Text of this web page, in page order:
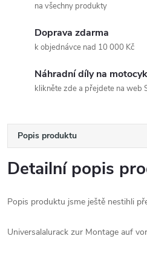
na všechny produkty
Doprava zdarma
k objednávce nad 10 000 Kč
Náhradní díly na
klikněte zde a přejdete na web
Popis produktu
Detailní popis
Popis produktu jsme ještě nestihli
Universalalurack zur Montage auf